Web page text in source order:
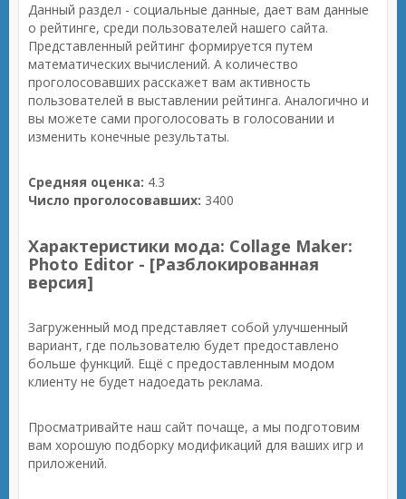
Данный раздел - социальные данные, дает вам данные
о рейтинге, среди пользователей нашего сайта.
Представленный рейтинг формируется путем
математических вычислений. А количество
проголосовавших расскажет вам активность
пользователей в выставлении рейтинга. Аналогично и
вы можете сами проголосовать в голосовании и
изменить конечные результаты.
Средняя оценка: 4.3
Число проголосовавших: 3400
Характеристики мода: Collage Maker:
Photo Editor - [Разблокированная
версия]
Загруженный мод представляет собой улучшенный
вариант, где пользователю будет предоставлено
больше функций. Ещё с предоставленным модом
клиенту не будет надоедать реклама.
Просматривайте наш сайт почаще, а мы подготовим
вам хорошую подборку модификаций для ваших игр и
приложений.